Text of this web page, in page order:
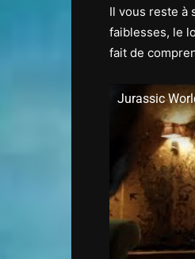
Il vous reste à
faiblesses, le
fait de
Jurassic